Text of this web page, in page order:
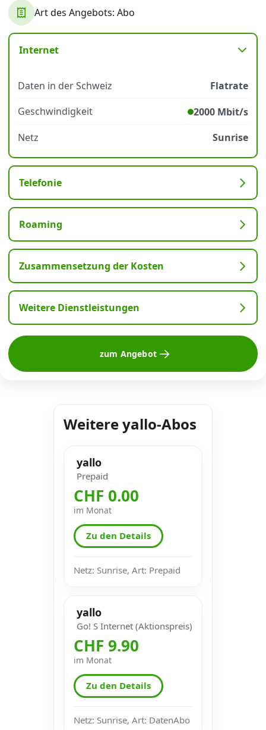
Art des Angebots: Abo
Internet
Daten in der Schweiz
Flatrate
Geschwindigkeit
2000 Mbit/s
Netz
Sunrise
Telefonie
Roaming
Zusammensetzung der Kosten
Weitere Dienstleistungen
zum Angebot
Weitere yallo-Abos
yallo
Prepaid
CHF 0.00
im Monat
Zu den Details
Netz: Sunrise, Art: Prepaid
yallo
Go! S Internet (Aktionspreis)
CHF 9.90
im Monat
Zu den Details
Netz: Sunrise, Art: DatenAbo